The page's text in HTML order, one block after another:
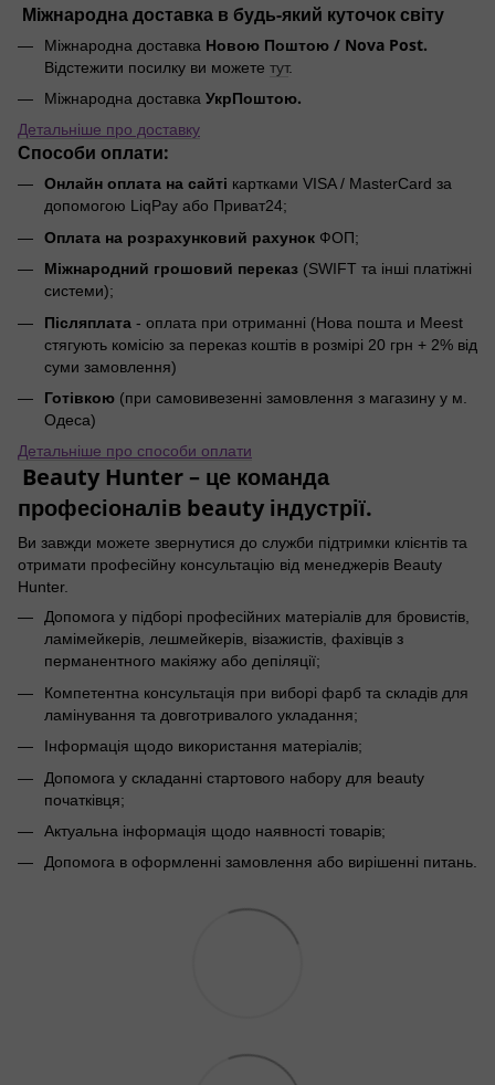
Міжнародна доставка в будь-який куточок світу
Міжнародна доставка Новою Поштою / Nova Post.
Відстежити посилку ви можете тут.
Міжнародна доставка УкрПоштою.
Детальніше про доставку
Способи оплати:
Онлайн оплата на сайті картками VISA / MasterCard за
допомогою LiqPay або Приват24;
Оплата на розрахунковий рахунок ФОП;
Міжнародний грошовий переказ (SWIFT та інші платіжні
системи);
Післяплата - оплата при отриманні (Нова пошта и Meest
стягують комісію за переказ коштів в розмірі 20 грн + 2% від
суми замовлення)
Готівкою (при самовивезенні замовлення з магазину у м.
Одеса)
Детальніше про способи оплати
Beauty Hunter – це команда
професіоналів beauty індустрії.
Ви завжди можете звернутися до служби підтримки клієнтів та
отримати професійну консультацію від менеджерів Beauty
Hunter.
Допомога у підборі професійних матеріалів для бровистів,
ламімейкерів, лешмейкерів, візажистів, фахівців з
перманентного макіяжу або депіляції;
Компетентна консультація при виборі фарб та складів для
ламінування та довготривалого укладання;
Інформація щодо використання матеріалів;
Допомога у складанні стартового набору для beauty
початківця;
Актуальна інформація щодо наявності товарів;
Допомога в оформленні замовлення або вирішенні питань.